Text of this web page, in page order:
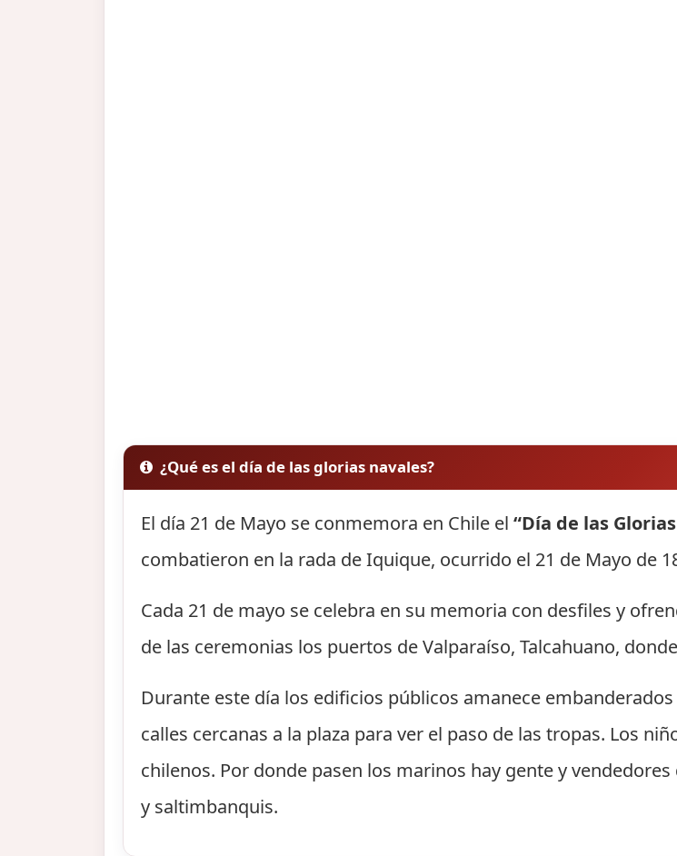
¿Qué es el día de las glorias navales?
El día 21 de Mayo se conmemora en Chile el“Día de las
combatieron en la rada de Iquique, ocurrido el 21 de Mayo de
Cada 21 de mayo se celebra en su memoria con desfiles y
de las ceremonias los puertos de Valparaíso, Talcahuano,
Durante este día los edificios públicos amanece
calles cercanas a la plaza para ver el paso de las tropas. Los
chilenos. Por donde pasen los marinos hay gente y
y saltimbanquis.